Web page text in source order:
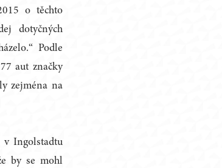
o těchto
dotyčných
Podle
aut značky
zejména na
v Ingolstadtu
by se mohl